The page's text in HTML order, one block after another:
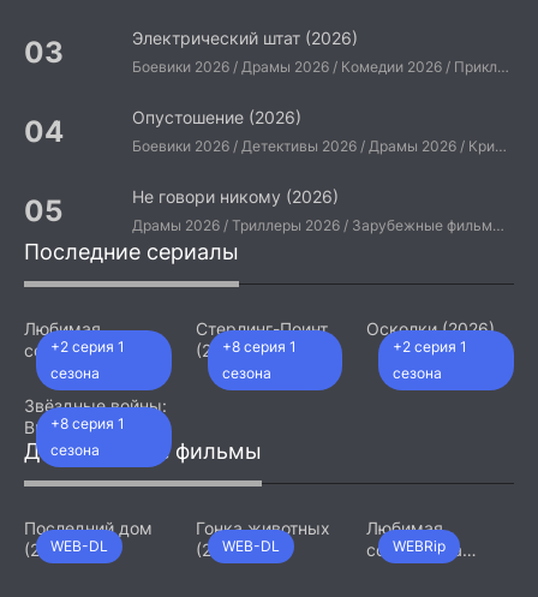
Электрический штат (2026)
Боевики 2026 / Драмы 2026 / Комедии 2026 / Приключения 2026 / Фантастические 2026 / Зарубежные фильмы 2026 / Американские фильмы / Фильмы 2026
Опустошение (2026)
Боевики 2026 / Детективы 2026 / Драмы 2026 / Криминальные фильмы 2026 / Триллеры 2026 / Зарубежные фильмы 2026 / Американские фильмы / Фильмы 2026
Не говори никому (2026)
Драмы 2026 / Триллеры 2026 / Зарубежные фильмы 2026 / Американские фильмы / Фильмы 2026
Последние сериалы
+2 серия 1
сезона
Любимая
сотрудница
(2026)
+8 серия 1
сезона
Стерлинг-Поинт
(2026)
+2 серия 1
сезона
Осколки (2026)
+8 серия 1
сезона
Звёздные войны:
Видения.
Девятый джедай
(2026)
Добавленные фильмы
WEB-DL
Последний дом
(2026)
WEB-DL
Гонка животных
(2026)
WEBRip
Любимая
сотрудница